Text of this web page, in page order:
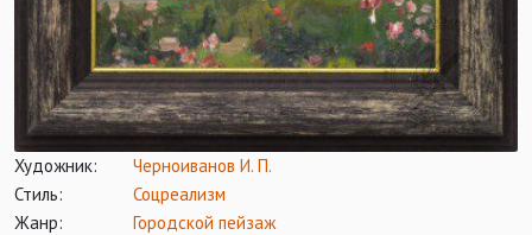
Художник:
Черноиванов И. П.
Стиль:
Соцреализм
Жанр:
Городской пейзаж